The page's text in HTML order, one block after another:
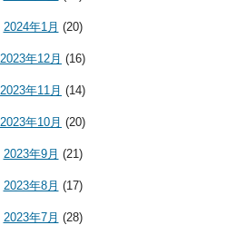
2024年1月 (20)
2023年12月 (16)
2023年11月 (14)
2023年10月 (20)
2023年9月 (21)
2023年8月 (17)
2023年7月 (28)